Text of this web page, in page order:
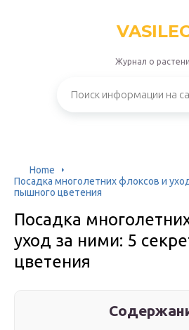
Журнал о
Home
Посадка многолетних флоксов и
пышного цветения
Посадка
уход за ними: 5
цветения